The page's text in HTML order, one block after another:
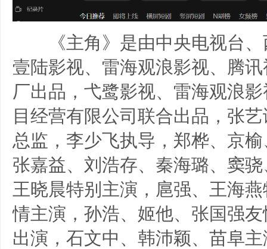
《主角》是由中央电视台、
壹陆影视、雷海观浪影视、腾
厂出品，弋鹭影视、雷海观浪
目经营有限公司联合出品，张
总监，李少飞执导，郑桦、京
张嘉益、刘浩存、秦海璐、窦
王晓晨特别主演，扈强、王海
情主演，孙浩、姬他、张国强
出演，石文中、韩沛颖、苗阜